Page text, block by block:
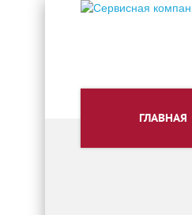
ГЛАВНАЯ